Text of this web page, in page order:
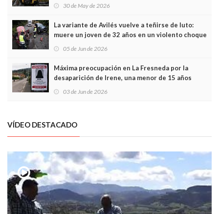
sobrecoste de los trenes que no cabían por los
30 de May de 2026
La variante de Avilés vuelve a teñirse de luto:
muere un joven de 32 años en un violento choque
frontal
05 de Jun de 2026
Máxima preocupación en La Fresneda por la
desaparición de Irene, una menor de 15 años
03 de Jun de 2026
VÍDEO DESTACADO